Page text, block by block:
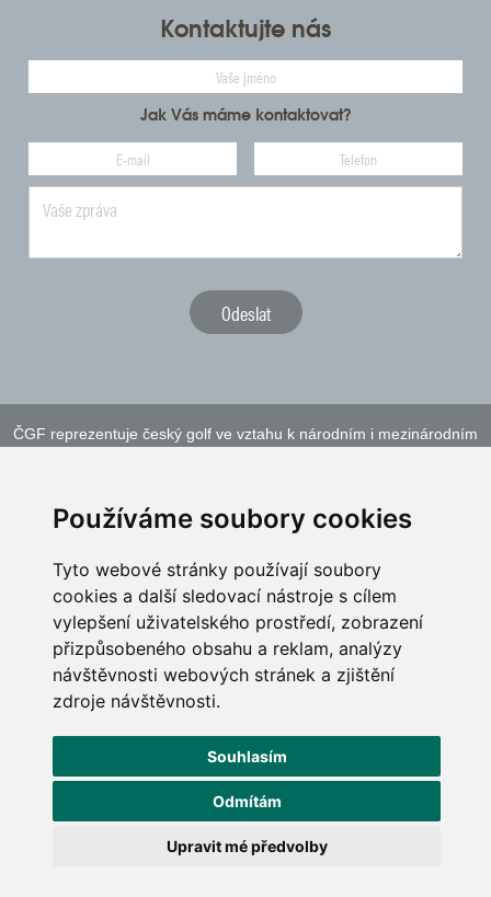
Používáme soubory cookies
Tyto webové stránky používají soubory
cookies a další sledovací nástroje s cílem
vylepšení uživatelského prostředí, zobrazení
přizpůsobeného obsahu a reklam, analýzy
návštěvnosti webových stránek a zjištění
zdroje návštěvnosti.
Souhlasím
Odmítám
Upravit mé předvolby
Kontaktujte nás
Jak Vás máme kontaktovat?
ČGF reprezentuje český golf ve vztahu k národním i mezinárodním
reserved. VyrobilSimopt, s.r.o.
Podmínky používání
Switch to
English